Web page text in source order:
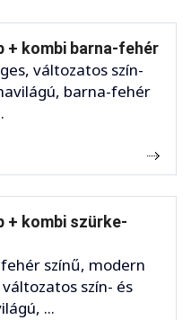
+ kombi barna-fehér
változatos szín-
barna-fehér
+ kombi szürke-
színű, modern
szín- és
...